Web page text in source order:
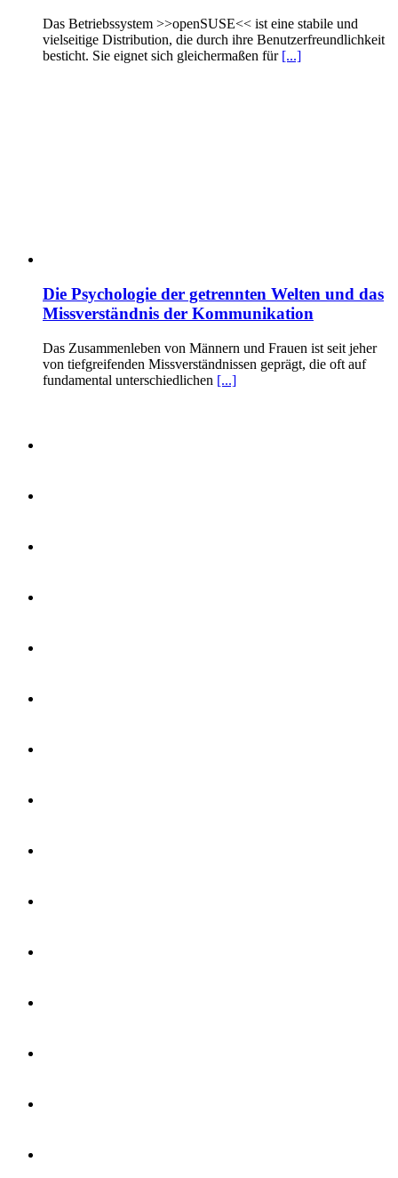
Das Betriebssystem >>openSUSE<< ist eine stabile und
vielseitige Distribution, die durch ihre Benutzerfreundlichkeit
besticht. Sie eignet sich gleichermaßen für [...]
Die Psychologie der getrennten Welten und das
Missverständnis der Kommunikation
Das Zusammenleben von Männern und Frauen ist seit jeher
von tiefgreifenden Missverständnissen geprägt, die oft auf
fundamental unterschiedlichen [...]